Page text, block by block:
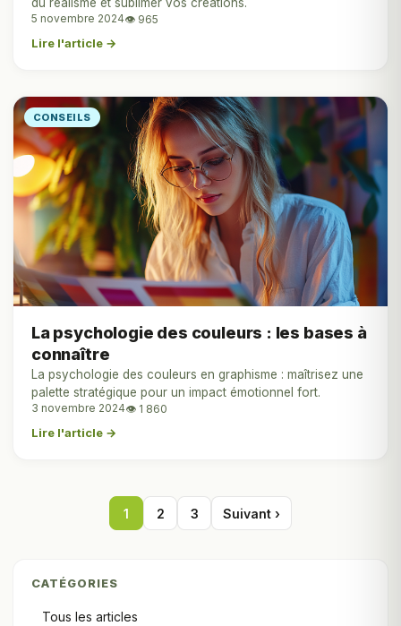
5 novembre 2024👁 965
Lire l'article →
CONSEILS
La psychologie des couleurs : les bases à
connaître
La psychologie des couleurs en graphisme : maîtrisez une
palette stratégique pour un impact émotionnel fort.
3 novembre 2024👁 1 860
Lire l'article →
1 2 3 Suivant ›
CATÉGORIES
Tous les articles